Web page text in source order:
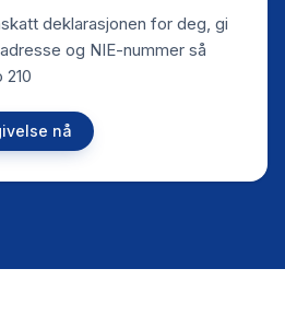
deklarasjonen for deg, gi
og NIE-nummer så
nå